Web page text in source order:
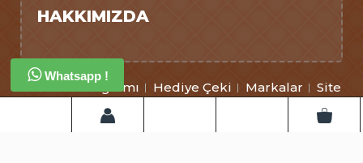
Whatsapp !
HAKKIMIZDA
Ortaklık Programı Hediye Çeki Markalar
Site
Mamafabrikası © 2026 - Tüm Hakları Saklıdır.